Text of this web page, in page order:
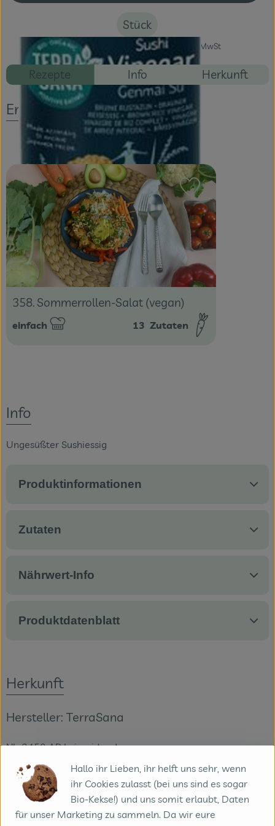
Blog
Stück
#59654 3,99 € 15,96 € 7% MwSt
Rezepte Info Herkunft
Entdecke passende Rezepte
358. Sommerrollen-Salat (vegan)
Schwierigkeit:
einfach 13 Zutaten
Rezept zu
Info
Ungesüßter Sushiessig
Produktinformationen
Zutaten
Nährwert-Info
Produktdatenblatt
Herkunft
Hersteller: TerraSana
NL-2450 AB Leimuiden J
Hallo ihr Lieben, ihr helft uns sehr, wenn
ihr Cookies zulasst (bei uns sind es sogar
Bio-Kekse!) und uns somit erlaubt, Daten
für unser Marketing zu sammeln. Da wir eure